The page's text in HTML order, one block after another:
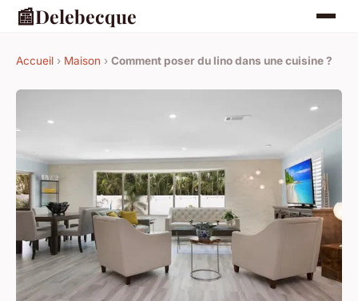
📰Delebecque
Accueil › Maison › Comment poser du lino dans une cuisine ?